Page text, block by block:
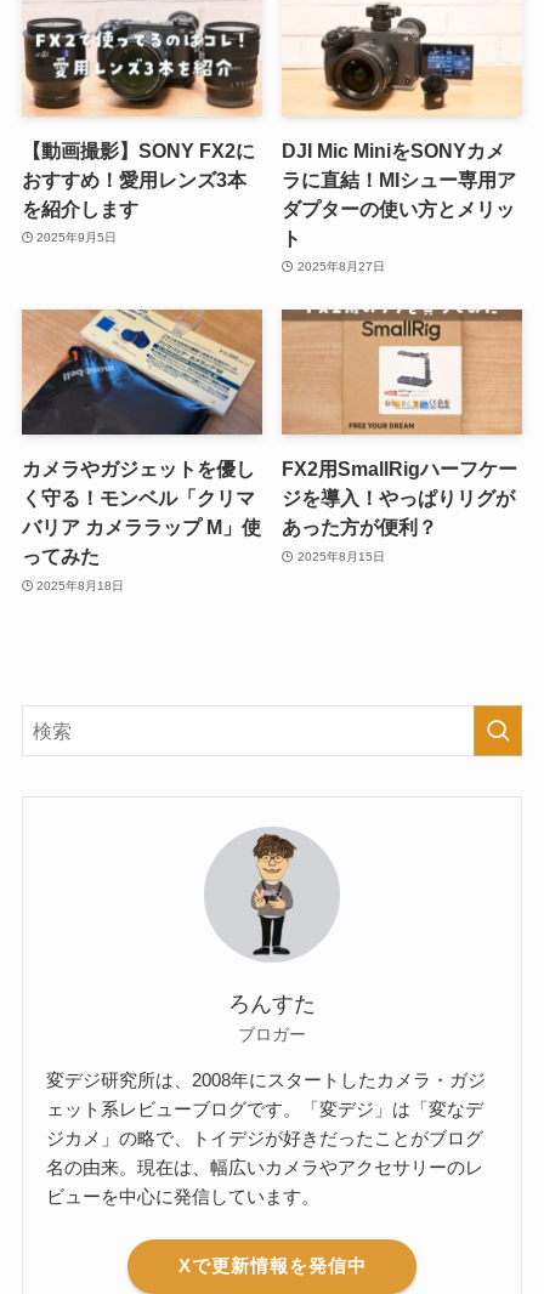
【動画撮影】SONY FX2に
おすすめ！愛用レンズ3本
を紹介します
2025年9月5日
DJI Mic MiniをSONYカメ
ラに直結！MIシュー専用ア
ダプターの使い方とメリッ
ト
2025年8月27日
カメラやガジェットを優し
く守る！モンベル「クリマ
バリア カメララップ M」使
ってみた
2025年8月18日
FX2用SmallRigハーフケー
ジを導入！やっぱりリグが
あった方が便利？
2025年8月15日
ろんすた
ブロガー
変デジ研究所は、2008年にスタートしたカメラ・ガジ
ェット系レビューブログです。「変デジ」は「変なデ
ジカメ」の略で、トイデジが好きだったことがブログ
名の由来。現在は、幅広いカメラやアクセサリーのレ
ビューを中心に発信しています。
Xで更新情報を発信中